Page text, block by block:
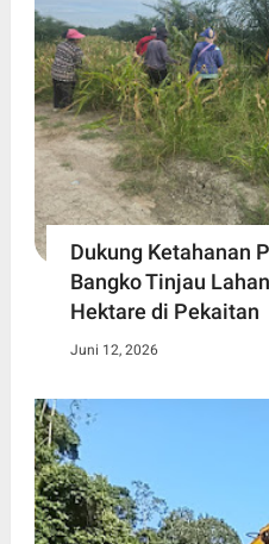
Dukung Ketahanan
Bangko Tinjau
Hektare di Pekaitan
Juni 12, 2026